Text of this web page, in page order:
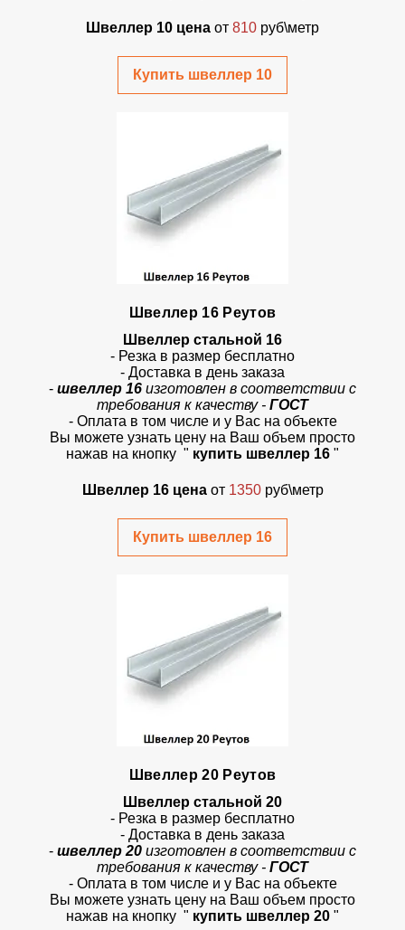
Швеллер 10 цена от 810 руб\метр
Купить швеллер 10
Швеллер 16 Реутов
Швеллер стальной 16
- Резка в размер бесплатно
- Доставка в день заказа
- швеллер 16 изготовлен в соответствии с
требования к качеству - ГОСТ
- Оплата в том числе и у Вас на объекте
Вы можете узнать цену на Ваш объем просто
нажав на кнопку " купить швеллер 16 "
Швеллер 16 цена от1350 руб\метр
Купить швеллер 16
Швеллер 20 Реутов
Швеллер стальной 20
- Резка в размер бесплатно
- Доставка в день заказа
- швеллер 20 изготовлен в соответствии с
требования к качеству - ГОСТ
- Оплата в том числе и у Вас на объекте
Вы можете узнать цену на Ваш объем просто
нажав на кнопку " купить швеллер 20 "